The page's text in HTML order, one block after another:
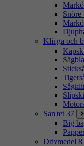
Snöre
Klinga och
Sanitet 37
Big
Drivmedel 8